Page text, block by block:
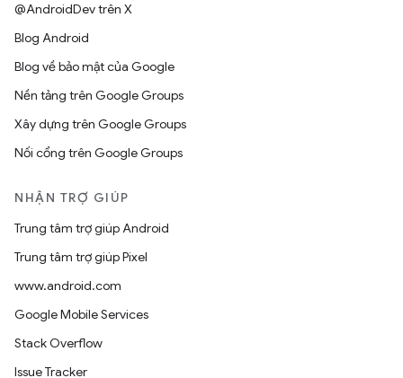
@AndroidDev trên X
Blog Android
Blog về bảo mật của Google
Nền tảng trên Google Groups
Xây dựng trên Google Groups
Nối cổng trên Google Groups
NHẬN TRỢ GIÚP
Trung tâm trợ giúp Android
Trung tâm trợ giúp Pixel
www.android.com
Google Mobile Services
Stack Overflow
Issue Tracker